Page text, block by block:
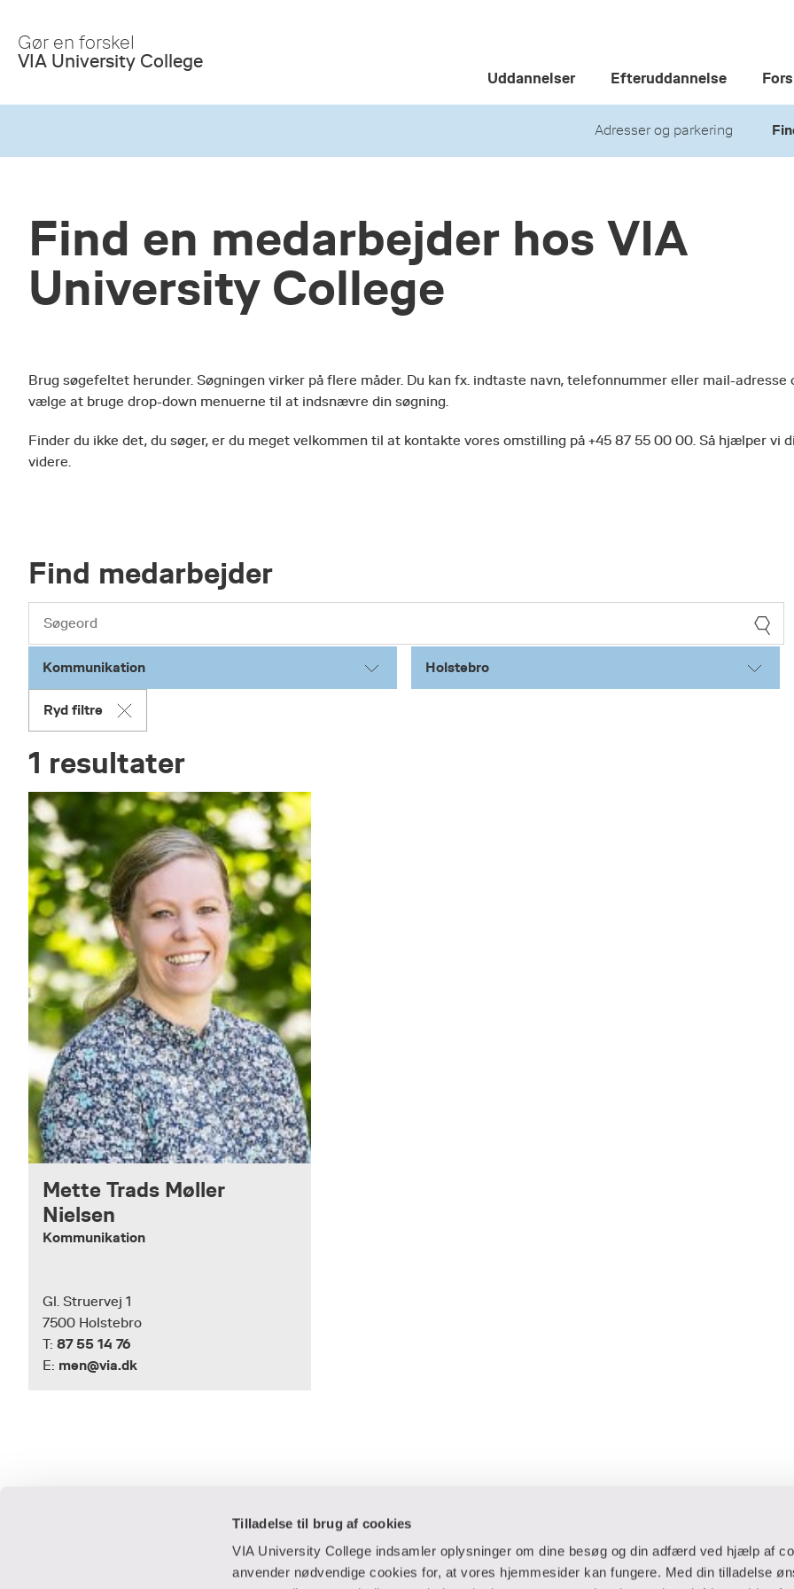
Tilladelse til brug af cookies
VIA University College indsamler oplysninger om dine besøg og din adfærd ved hjælp af
anvender nødvendige cookies for, at vores hjemmesider kan fungere. Med din tilladelse
Main
Content
Gør en forskel
VIA University College
Uddannelser Efteruddannelse
Adresser og parkering
Find en medarbejder hos VIA
University College
Brug søgefeltet herunder. Søgningen virker på flere måder. Du kan fx. indtaste navn, telefonnummer eller mail-adresse
vælge at bruge drop-down menuerne til at indsnævre din søgning.
Finder du ikke det, du søger, er du meget velkommen til at kontakte vores omstilling på +45 87 55 00 00. Så hjælper vi
videre.
Find medarbejder
Kommunikation Holstebro
Ryd filtre
1 resultater
Mette Trads Møller
Nielsen
Kommunikation
Gl. Struervej 1
7500 Holstebro
T: 87 55 14 76
E: men@via.dk